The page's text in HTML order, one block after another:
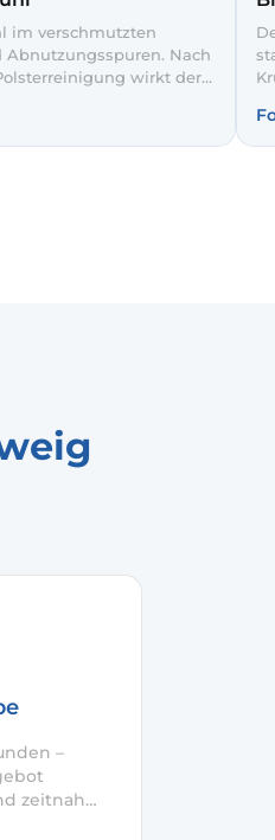
im verschmutzten
Nach
wirkt der
wieder sauber und
ein.
–
zeitnah